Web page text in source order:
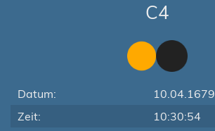
C4
Datum:
10.04.1679
Zeit:
10:30:54